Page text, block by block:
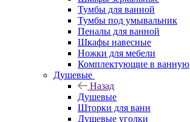
Тумбы для ванной
Тумбы под умывальник
Пеналы для ванной
Шкафы навесные
Ножки для мебели
Комплектующие в ванную
Душевые
Назад
Душевые
Шторки для ванн
Душевые уголки